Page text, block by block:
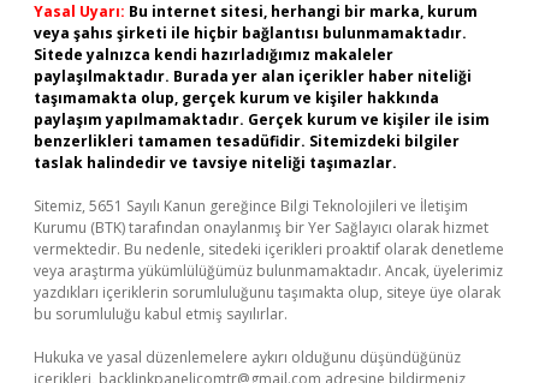
Yasal Uyarı: Bu internet sitesi, herhangi bir marka, kurum
veya şahıs şirketi ile hiçbir bağlantısı bulunmamaktadır.
Sitede yalnızca kendi hazırladığımız makaleler
paylaşılmaktadır. Burada yer alan içerikler haber niteliği
taşımamakta olup, gerçek kurum ve kişiler hakkında
paylaşım yapılmamaktadır. Gerçek kurum ve kişiler ile isim
benzerlikleri tamamen tesadüfidir. Sitemizdeki bilgiler
taslak halindedir ve tavsiye niteliği taşımazlar.
Sitemiz, 5651 Sayılı Kanun gereğince Bilgi Teknolojileri ve İletişim
Kurumu (BTK) tarafından onaylanmış bir Yer Sağlayıcı olarak hizmet
vermektedir. Bu nedenle, sitedeki içerikleri proaktif olarak denetleme
veya araştırma yükümlülüğümüz bulunmamaktadır. Ancak, üyelerimiz
yazdıkları içeriklerin sorumluluğunu taşımakta olup, siteye üye olarak
bu sorumluluğu kabul etmiş sayılırlar.
Hukuka ve yasal düzenlemelere aykırı olduğunu düşündüğünüz
içerikleri, backlinkpanelicomtr@gmail.com adresine bildirmeniz